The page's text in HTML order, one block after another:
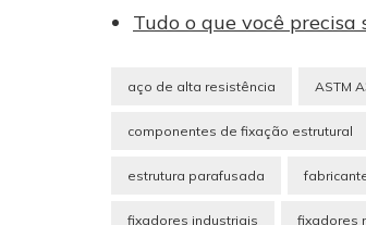
Tudo o que você
aço de alta resistência ASTM
componentes de fixação estrutural
estrutura parafusada
fixadores industriais fixadores